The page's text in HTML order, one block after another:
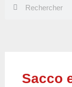
Sacco